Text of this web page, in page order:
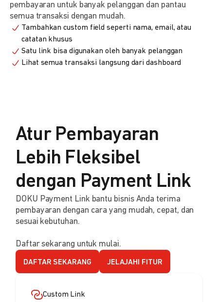
pembayaran untuk banyak pelanggan dan pantau
semua transaksi dengan mudah.
Tambahkan custom field seperti nama, email, atau
catatan khusus
Satu link bisa digunakan oleh banyak pelanggan
Lihat semua transaksi langsung dari dashboard
Atur Pembayaran
Lebih Fleksibel
dengan Payment Link
DOKU Payment Link bantu bisnis Anda terima
pembayaran dengan cara yang mudah, cepat, dan
sesuai kebutuhan.
Daftar sekarang untuk mulai.
DAFTAR SEKARANG JELAJAHI FITUR
Custom Link